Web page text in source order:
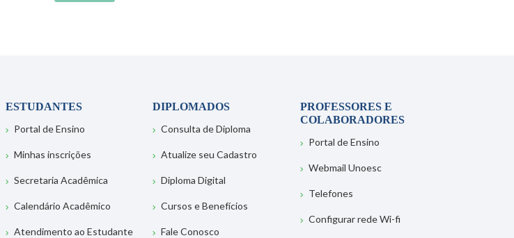
ESTUDANTES
Portal de Ensino
Minhas inscrições
Secretaria Acadêmica
Calendário Acadêmico
Atendimento ao Estudante
DIPLOMADOS
Consulta de Diploma
Atualize seu Cadastro
Diploma Digital
Cursos e Benefícios
Fale Conosco
PROFESSORES E
COLABORADORES
Portal de Ensino
Webmail Unoesc
Telefones
Configurar rede Wi-fi